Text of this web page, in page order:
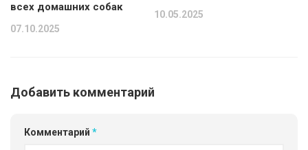
всех домашних собак
07.10.2025
10.05.2025
Добавить комментарий
Комментарий *